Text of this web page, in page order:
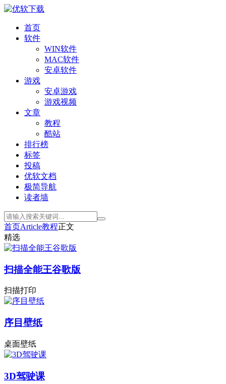
首页
软件
WIN软件
MAC软件
安卓软件
游戏
安卓游戏
游戏视频
文章
教程
酷站
排行榜
标签
投稿
优软文档
极简导航
读者墙
首页Article教程正文
精选
扫描全能王谷歌版
扫描打印
序目壁纸
桌面壁纸
3D驾驶课